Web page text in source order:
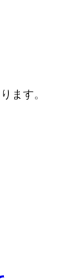
ます。